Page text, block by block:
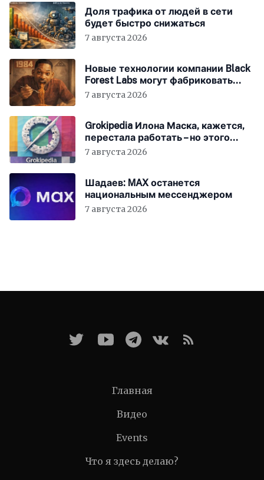
Доля трафика от людей в сети
будет быстро снижаться
7 августа 2026
Новые технологии компании Black
Forest Labs могут фабриковать
историю, как в «1984»
7 августа 2026
Grokipedia Илона Маска, кажется,
перестала работать – но этого
никто не заметил
7 августа 2026
Шадаев: MAX останется
национальным мессенджером
7 августа 2026
Главная
Видео
Events
Что я здесь делаю?